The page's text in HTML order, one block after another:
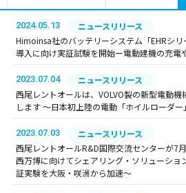
中部 関西
九州・沖縄（外部）
2024.05.13
ニュースリリース
Himoinsa社のバッテリーシステム「EHRシ
導入に向け実証試験を開始ー電動建機の充電
2023.07.04
ニュースリリース
西尾レントオールは、VOLVO製の新型電動
します ～日本初上陸の電動「ホイルローダ
2023.07.03
ニュースリリース
西尾レントオールR&D国際交流センターが7
西万博に向けてシェアリング・ソリューショ
証実験を大阪・咲洲から加速～